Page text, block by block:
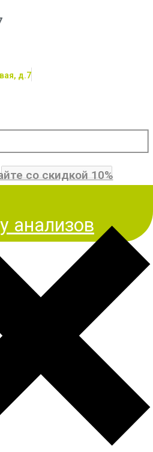
д.7
со скидкой 10%
анализов